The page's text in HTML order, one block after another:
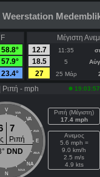
Weerstation
58.8°
57.9°
23.4°
Μέγιστη
12.7
11:35
18.5
5
27
25 Μάρ
Ριπή - mph 19:03:57
V VVA
VA
AVA
E
ANA
NA
NNA
N
7
Ριπή
DND
Ριπή (Μέγιστη)
17.4 mph
Ανεμος
5.6 mph =
9.0 km/h
2.5 m/s
4.9 kts